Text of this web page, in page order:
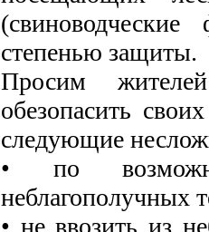
степенью защиты.
Просим
обезопасить
следующие
• по
неблагополучных
• не ввозить из